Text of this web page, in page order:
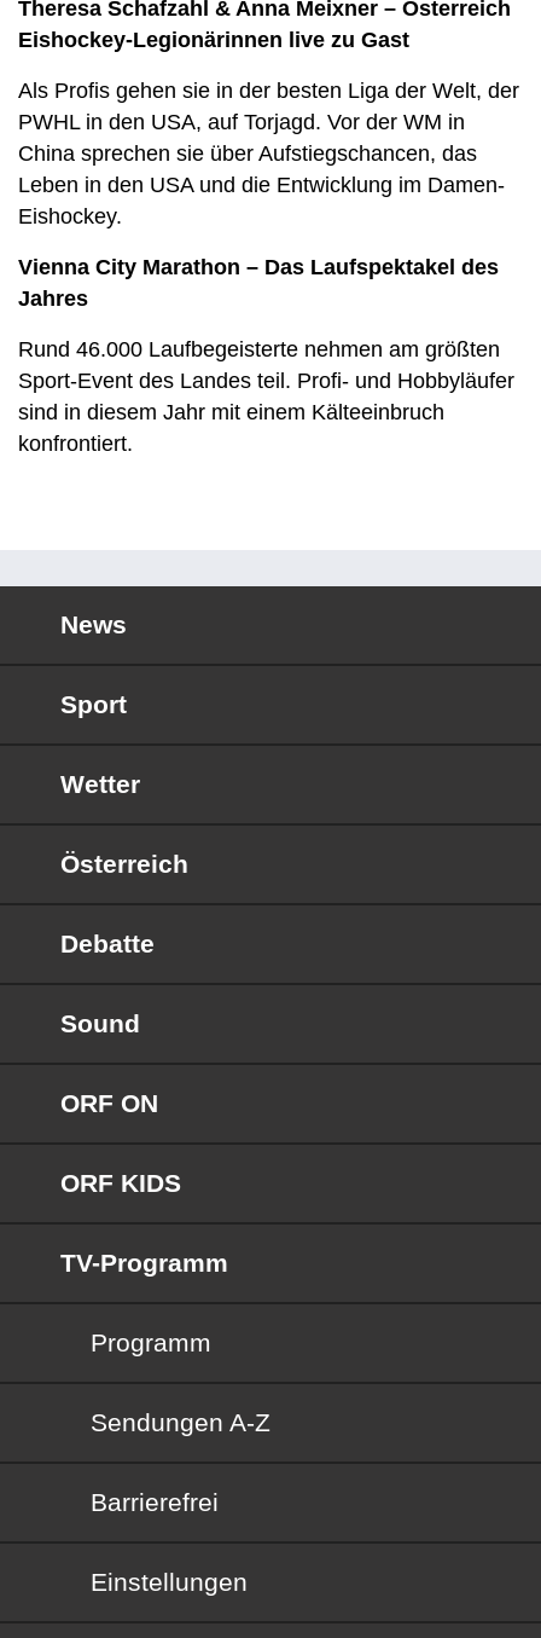
Theresa Schafzahl & Anna Meixner – Österreich
Eishockey-Legionärinnen live zu Gast
Als Profis gehen sie in der besten Liga der Welt, der
PWHL in den USA, auf Torjagd. Vor der WM in
China sprechen sie über Aufstiegschancen, das
Leben in den USA und die Entwicklung im Damen-
Eishockey.
Vienna City Marathon – Das Laufspektakel des
Jahres
Rund 46.000 Laufbegeisterte nehmen am größten
Sport-Event des Landes teil. Profi- und Hobbyläufer
sind in diesem Jahr mit einem Kälteeinbruch
konfrontiert.
News
Sport
Wetter
Österreich
Debatte
Sound
ORF ON
ORF KIDS
TV-Programm
Programm
Sendungen von A bis Z
Sendungen A-Z
Barrierefrei
Barrierefrei
Einstellungen